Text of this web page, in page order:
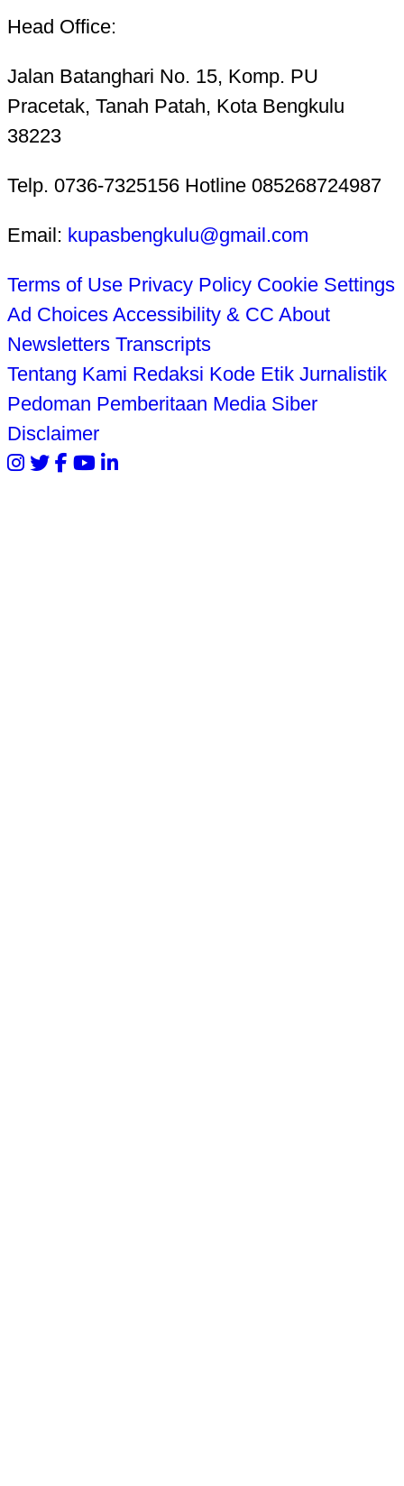
Head Office:
Jalan Batanghari No. 15, Komp. PU
Pracetak, Tanah Patah, Kota Bengkulu
38223
Telp. 0736-7325156 Hotline 085268724987
Email: kupasbengkulu@gmail.com
Terms of Use Privacy Policy Cookie Settings
Ad Choices Accessibility & CC About
Newsletters Transcripts
Tentang Kami Redaksi Kode Etik Jurnalistik
Pedoman Pemberitaan Media Siber
Disclaimer